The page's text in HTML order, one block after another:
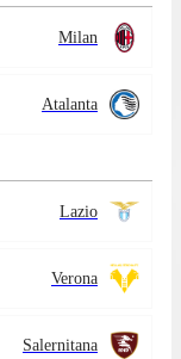
Milan
Atalanta
Lazio
Verona
Salernitana